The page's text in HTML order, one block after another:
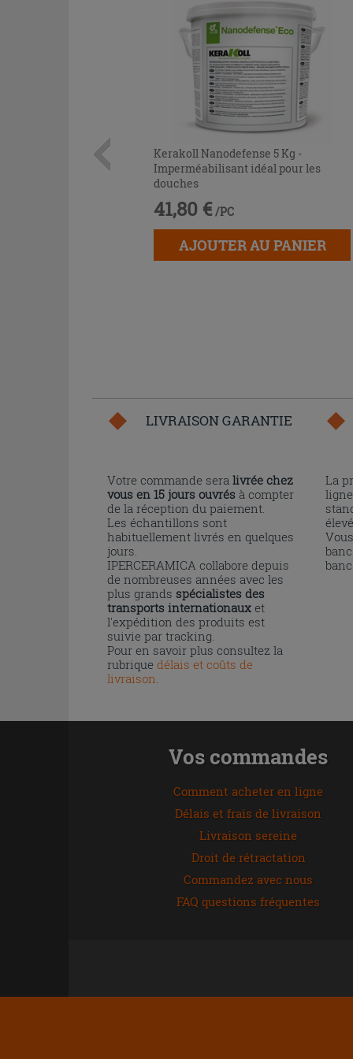
Kerakoll Nanodefense 5 Kg -
Imperméabilisant idéal pour les
douches
41,80 € /PC
AJOUTER AU PANIER
LIVRAISON GARANTIE
Votre commande sera livrée chez
vous en 15 jours ouvrés à compter
de la réception du paiement.
Les échantillons sont
habituellement livrés en quelques
jours.
IPERCERAMICA collabore depuis
de nombreuses années avec les
plus grands spécialistes des
transports internationaux et
l'expédition des produits est
suivie par tracking.
Pour en savoir plus consultez la
rubrique délais et coûts de
livraison.
La
Vos commandes
Comment acheter en ligne
Délais et frais de livraison
Livraison sereine
Droit de rétractation
Commandez avec nous
FAQ questions fréquentes